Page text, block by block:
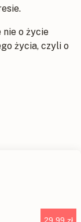
nie o życie
życia, czyli o